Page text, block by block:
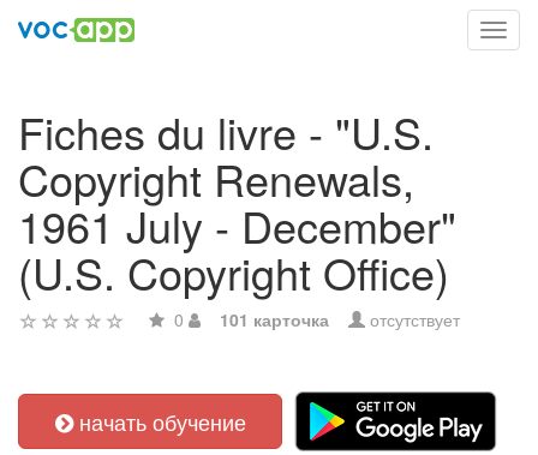
Fiches du livre - "U.S.
Copyright Renewals,
1961 July - December"
(U.S. Copyright Office)
0 101 карточка отсутствует
начать обучение